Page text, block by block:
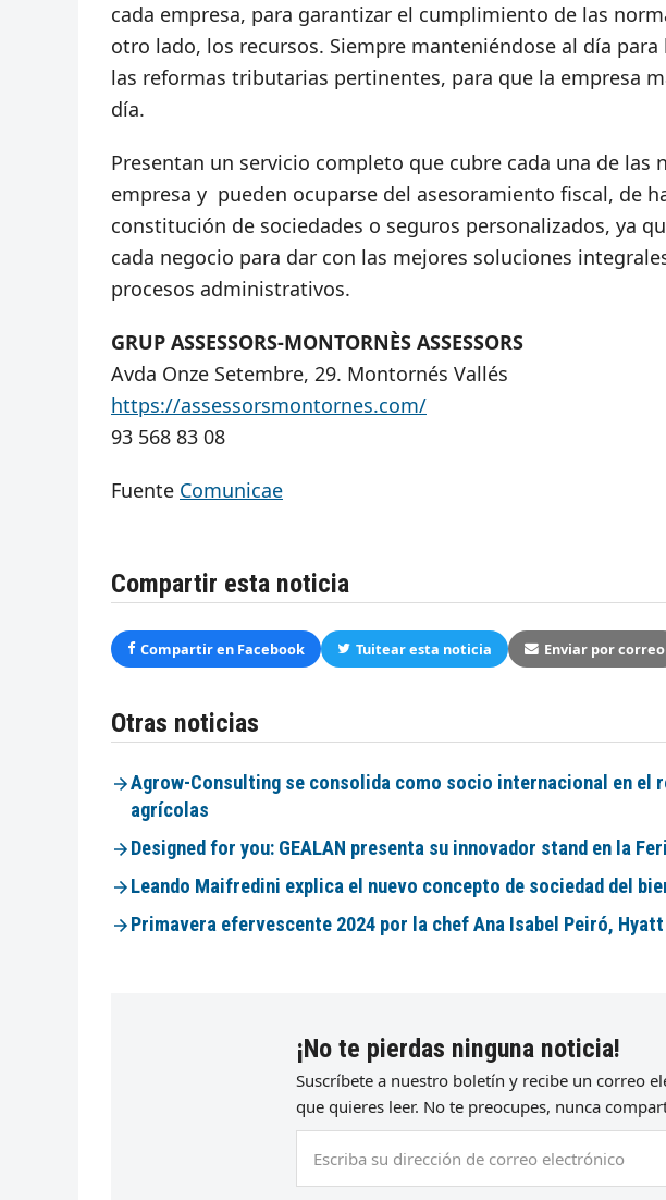
cada empresa, para garantizar el cumplimiento de las
otro lado, los recursos. Siempre manteniéndose al día
las reformas tributarias pertinentes, para que la empresa
día.
Presentan un servicio completo que cubre cada una de las
empresa y pueden ocuparse del asesoramiento fiscal, de
constitución de sociedades o seguros personalizados, ya
cada negocio para dar con las mejores soluciones
procesos administrativos.
GRUP ASSESSORS-MONTORNÈS ASSESSORS
Avda Onze Setembre, 29. Montornés Vallés
https://assessorsmontornes.com/
93 568 83 08
Fuente Comunicae
Compartir esta noticia
Compartir en Facebook Tuitear esta noticia Enviar por correo
Otras noticias
Agrow-Consulting se consolida como socio internacional en el
agrícolas
Designed for you: GEALAN presenta su innovador stand en la
Leando Maifredini explica el nuevo concepto de sociedad del
Primavera efervescente 2024 por la chef Ana Isabel Peiró, Hyatt
¡No te pierdas ninguna noticia!
Suscríbete a nuestro boletín y recibe un correo
que quieres leer. No te preocupes, nunca